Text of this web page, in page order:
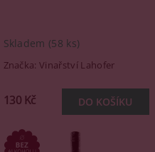
Skladem (58 ks)
Značka:Vinařství Lahofer
130 Kč